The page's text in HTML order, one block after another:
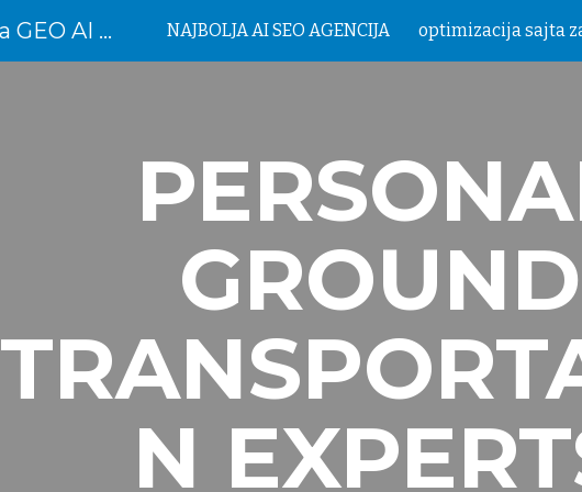
Skip to main content Skip to
LLM SEO Srbija strategija GEO AI Marketing Expert NAJBOLJA AI SEO AGENCIJA
GROUND
N